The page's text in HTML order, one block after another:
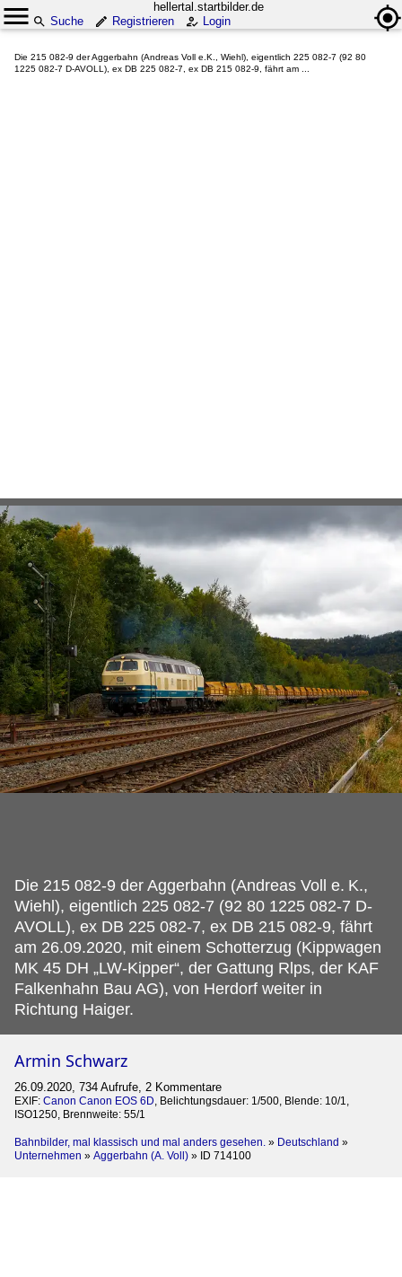
hellertal.startbilder.de
Suche
Registrieren Login
Die 215 082-9 der Aggerbahn (Andreas Voll e.K., Wiehl), eigentlich 225 082-7 (92 80
1225 082-7 D-AVOLL), ex DB 225 082-7, ex DB 215 082-9, fährt am ...
Die 215 082-9 der Aggerbahn (Andreas Voll e. K.,
Wiehl), eigentlich 225 082-7 (92 80 1225 082-7 D-
AVOLL), ex DB 225 082-7, ex DB 215 082-9, fährt
am 26.09.2020, mit einem Schotterzug (Kippwagen
MK 45 DH „LW-Kipper“, der Gattung Rlps, der KAF
Falkenhahn Bau AG), von Herdorf weiter in
Richtung Haiger.
Armin Schwarz
26.09.2020, 734 Aufrufe, 2 Kommentare
EXIF: Canon Canon EOS 6D, Belichtungsdauer: 1/500, Blende: 10/1,
ISO1250, Brennweite: 55/1
Bahnbilder, mal klassisch und mal anders gesehen. » Deutschland »
Unternehmen » Aggerbahn (A. Voll) » ID 714100